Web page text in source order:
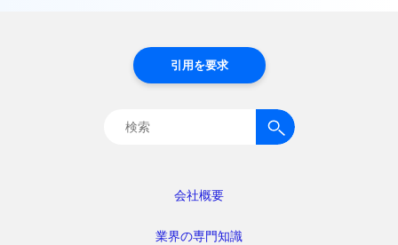
会社概要
業界の専門知識
引用を要求
検